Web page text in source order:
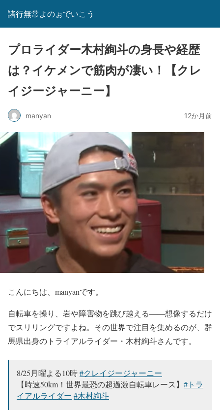
諸行無常よのぉでいこう
プロライダー木村絢斗の身長や経歴
は？イケメンで筋肉が凄い！【クレ
イジージャーニー】
manyan 12か月前
こんにちは、manyanです。
自転車を操り、岩や障害物を跳び越える――想像するだけ
でスリリングですよね。その世界で注目を集めるのが、群
馬県出身の トライアルライダー・木村絢斗さんです。
8/25月曜よる10時#クレイジージャーニー
【時速50km！世界最恐の超過激自転車レース】 #トラ
イアルライダー #木村絢斗